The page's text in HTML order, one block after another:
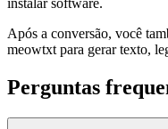
Após a conversão, você
meowtxt para gerar texto,
Perguntas